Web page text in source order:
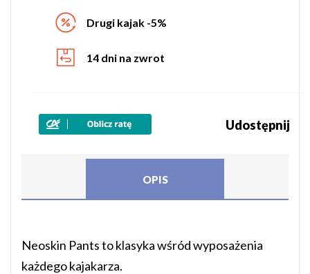
Drugi kajak -5%
14 dni na zwrot
Udostępnij
OPIS
Neoskin Pants to klasyka wśród wyposażenia
każdego kajakarza.